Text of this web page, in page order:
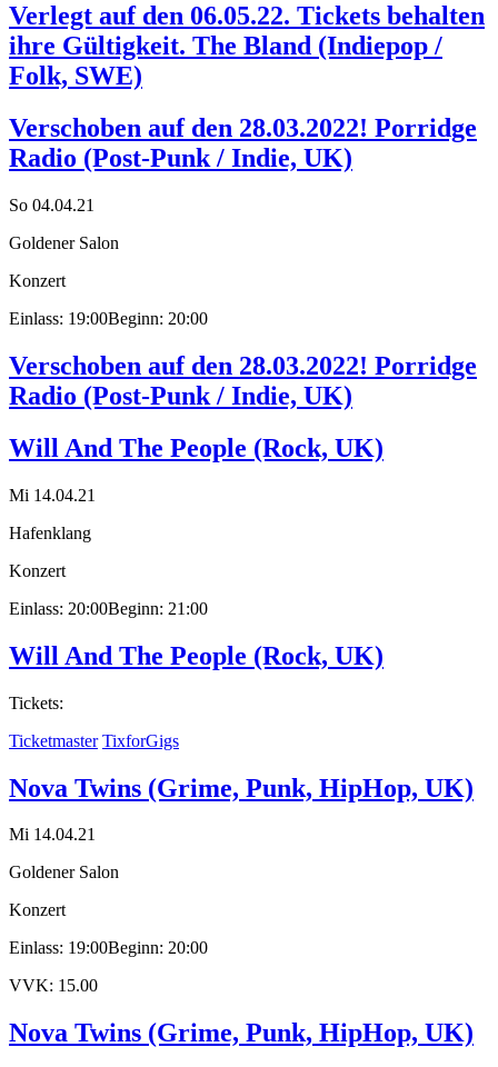
Verlegt auf den 06.05.22. Tickets behalten
ihre Gültigkeit. The Bland (Indiepop /
Folk, SWE)
Verschoben auf den 28.03.2022! Porridge
Radio (Post-Punk / Indie, UK)
So 04.04.21
Goldener Salon
Konzert
Einlass: 19:00Beginn: 20:00
Verschoben auf den 28.03.2022! Porridge
Radio (Post-Punk / Indie, UK)
Will And The People (Rock, UK)
Mi 14.04.21
Hafenklang
Konzert
Einlass: 20:00Beginn: 21:00
Will And The People (Rock, UK)
Tickets:
Ticketmaster TixforGigs
Nova Twins (Grime, Punk, HipHop, UK)
Mi 14.04.21
Goldener Salon
Konzert
Einlass: 19:00Beginn: 20:00
VVK: 15.00
Nova Twins (Grime, Punk, HipHop, UK)